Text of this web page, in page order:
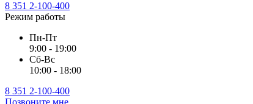
8 351 2-100-400
Режим работы
Пн-Пт
9:00 - 19:00
Сб-Вс
10:00 - 18:00
8 351 2-100-400
Позвоните мне